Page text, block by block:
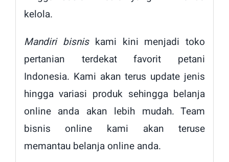
kelola.
Mandiri bisniskami kini menjadi toko
pertanian terdekat favorit petani
Indonesia. Kami akan terus update jenis
hingga variasi produk sehingga belanja
online anda akan lebih mudah. Team
bisnis online kami akan teruse
memantau belanja online anda.